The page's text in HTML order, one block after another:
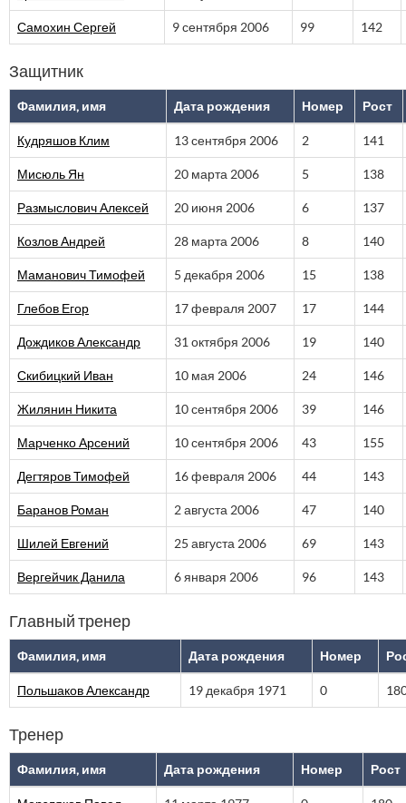
Самохин Сергей 9 сентября 2006 99 142
Защитник
Фамилия, имя Дата рождения Номер Рост
Кудряшов Клим 13 сентября 2006 2 141
Мисюль Ян 20 марта 2006 5 138
Размыслович Алексей 20 июня 2006 6 137
Козлов Андрей 28 марта 2006 8 140
Маманович Тимофей 5 декабря 2006 15 138
Глебов Егор 17 февраля 2007 17 144
Дождиков Александр 31 октября 2006 19 140
Скибицкий Иван 10 мая 2006 24 146
Жилянин Никита 10 сентября 2006 39 146
Марченко Арсений 10 сентября 2006 43 155
Дегтяров Тимофей 16 февраля 2006 44 143
Баранов Роман 2 августа 2006 47 140
Шилей Евгений 25 августа 2006 69 143
Вергейчик Данила 6 января 2006 96 143
Главный тренер
Фамилия, имя Дата рождения Номер
Польшаков Александр 19 декабря 1971 0
Тренер
Фамилия, имя Дата рождения Номер Рост